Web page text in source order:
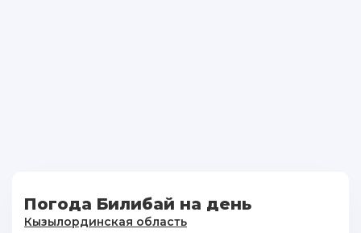
Погода Билибай на день
Кызылординская область